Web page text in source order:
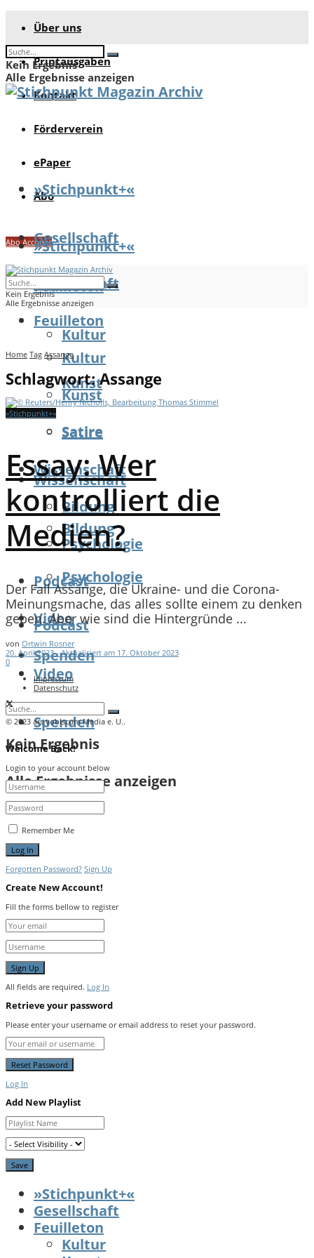
Über uns
Printausgaben
Kontakt
Förderverein
ePaper
Abo
Abo Account
Kein Ergebnis
Alle Ergebnisse anzeigen
»Stichpunkt+«
Gesellschaft
Feuilleton
Kultur
Kunst
Satire
Wissenschaft
Bildung
Psychologie
Podcast
Video
Spenden
»Stichpunkt+«
Gesellschaft
Feuilleton
Kultur
Kunst
Satire
Wissenschaft
Bildung
Psychologie
Podcast
Video
Spenden
Kein Ergebnis
Alle Ergebnisse anzeigen
Kein Ergebnis
Alle Ergebnisse anzeigen
Home Tag Assange
Schlagwort:Assange
»Stichpunkt+«
Essay: Wer
kontrolliert die
Medien?
Der Fall Assange, die Ukraine- und die Corona-
Meinungsmache, das alles sollte einem zu denken
geben. Aber wie sind die Hintergründe ...
von Ortwin Rosner
20. April 2023 - Aktualisiert am 17. Oktober 2023
0
Impressum
Datenschutz
© 2023 ars vobiscum Media e. U..
Welcome Back!
Login to your account below
Remember Me
Forgotten Password? Sign Up
Create New Account!
Fill the forms bellow to register
All fields are required. Log In
Retrieve your password
Please enter your username or email address to reset your password.
Log In
Add New Playlist
»Stichpunkt+«
Gesellschaft
Feuilleton
Kultur